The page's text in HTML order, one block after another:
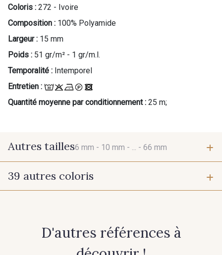
Coloris : 272 - Ivoire
Composition : 100% Polyamide
Largeur : 15 mm
Poids : 51 gr/m² - 1 gr/m.l.
Temporalité : Intemporel
Entretien :
Quantité moyenne par conditionnement : 25 m;
Autres tailles6 mm - 10 mm - ... - 66 mm
6 mm
39 autres coloris
D'autres références à